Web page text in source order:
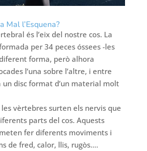
Mal l’Esquena?
és l’eix del nostre cos. La
per 34 peces óssees -les
forma, però alhora
l’una sobre l’altre, i entre
un disc format d’un material molt
les vèrtebres surten els nervis que
parts del cos. Aquests
fer diferents moviments i
de fred, calor, llis, rugòs….